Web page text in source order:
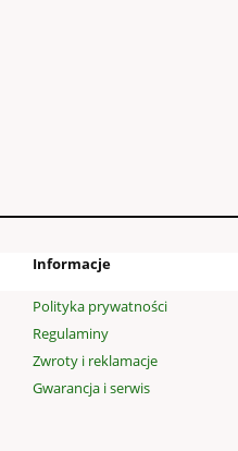
Informacje
Polityka prywatności
Regulaminy
Zwroty i reklamacje
Gwarancja i serwis